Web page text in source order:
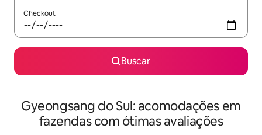
Checkout
Buscar
Gyeongsang do Sul: acomodações em
fazendas com ótimas avaliações